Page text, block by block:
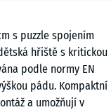
s puzzle spojením
hřiště s kritickou
podle normy EN
pádu. Kompaktní
a umožňují v